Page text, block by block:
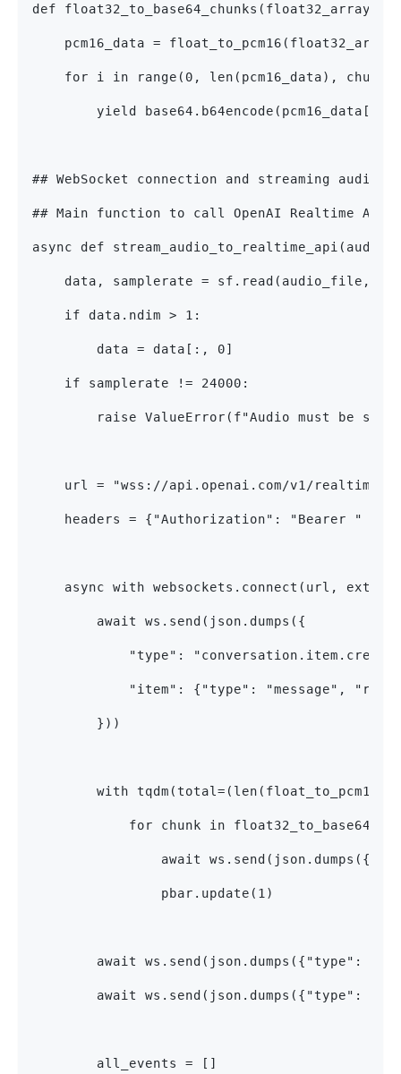
def float32_to_base64_chunks(float32_array,
pcm16_data =
for i in range(0, len(pcm16_data),
yield
## WebSocket connection and streaming audio
## Main function to call OpenAI Realtime API
async def
data, samplerate = sf.read(audio_file,
    if data.ndim > 1:
        data = data[:, 0]
    if samplerate != 24000:
raise ValueError(f"Audio must be
url = "wss://api.openai.com/v1/
headers = {"Authorization": "Bearer " +
async with websockets.connect(url,
        await ws.send(json.dumps({
"type":
"item": {"type": "message",
        }))
with
for chunk in
await
                pbar.update(1)
await ws.send(json.dumps({"type":
await ws.send(json.dumps({"type":
        all_events = []